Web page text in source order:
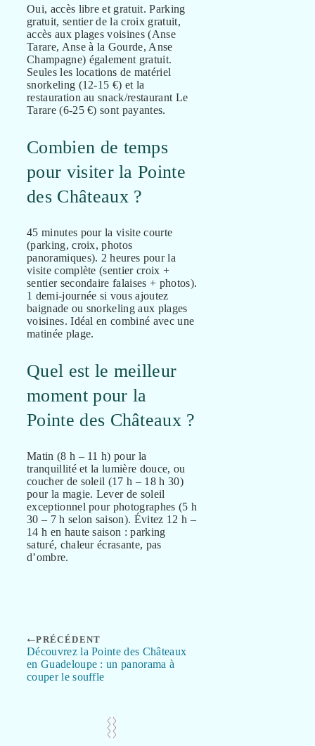
Oui, accès libre et gratuit. Parking
gratuit, sentier de la croix gratuit,
accès aux plages voisines (Anse
Tarare, Anse à la Gourde, Anse
Champagne) également gratuit.
Seules les locations de matériel
snorkeling (12-15 €) et la
restauration au snack/restaurant Le
Tarare (6-25 €) sont payantes.
Combien de temps
pour visiter la Pointe
des Châteaux ?
45 minutes pour la visite courte
(parking, croix, photos
panoramiques). 2 heures pour la
visite complète (sentier croix +
sentier secondaire falaises + photos).
1 demi-journée si vous ajoutez
baignade ou snorkeling aux plages
voisines. Idéal en combiné avec une
matinée plage.
Quel est le meilleur
moment pour la
Pointe des Châteaux ?
Matin (8 h – 11 h) pour la
tranquillité et la lumière douce, ou
coucher de soleil (17 h – 18 h 30)
pour la magie. Lever de soleil
exceptionnel pour photographes (5 h
30 – 7 h selon saison). Évitez 12 h –
14 h en haute saison : parking
saturé, chaleur écrasante, pas
d’ombre.
PRÉCÉDENT
Découvrez la Pointe des Châteaux
en Guadeloupe : un panorama à
couper le souffle